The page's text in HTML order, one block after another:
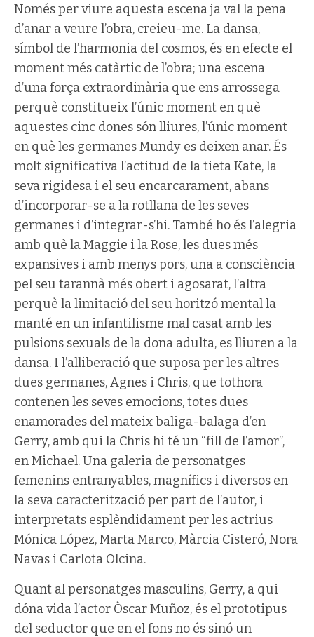
Només per viure aquesta escena ja val la pena
d’anar a veure l’obra, creieu-me. La dansa,
símbol de l’harmonia del cosmos, és en efecte el
moment més catàrtic de l’obra; una escena
d’una força extraordinària que ens arrossega
perquè constitueix l’únic moment en què
aquestes cinc dones són lliures, l’únic moment
en què les germanes Mundy es deixen anar. És
molt significativa l’actitud de la tieta Kate, la
seva rigidesa i el seu encarcarament, abans
d’incorporar-se a la rotllana de les seves
germanes i d’integrar-s’hi. També ho és l’alegria
amb què la Maggie i la Rose, les dues més
expansives i amb menys pors, una a consciència
pel seu tarannà més obert i agosarat, l’altra
perquè la limitació del seu horitzó mental la
manté en un infantilisme mal casat amb les
pulsions sexuals de la dona adulta, es lliuren a la
dansa. I l’alliberació que suposa per les altres
dues germanes, Agnes i Chris, que tothora
contenen les seves emocions, totes dues
enamorades del mateix baliga-balaga d’en
Gerry, amb qui la Chris hi té un “fill de l’amor”,
en Michael. Una galeria de personatges
femenins entranyables, magnífics i diversos en
la seva caracterització per part de l’autor, i
interpretats esplèndidament per les actrius
Mónica López, Marta Marco, Màrcia Cisteró, Nora
Navas i Carlota Olcina.
Quant al personatges masculins, Gerry, a qui
dóna vida l’actor Òscar Muñoz, és el prototipus
del seductor que en el fons no és sinó un